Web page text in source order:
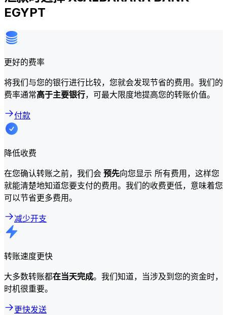
EGYPT
更好的费率
将我们与您的银行进行比较，您就会发现节省的费用。我们的
费率通常高于主要银行，可最大限度地提高您的转账价值。
付款
降低收费
在您确认转账之前，我们会 预先向您显示 所有费用，这样您
就能清楚地知道您要支付的费用。我们的收费更低，意味着您
可以节省更多费用。
减少开支
转账速度更快
大多数转账都在当天完成。我们知道，当涉及到您的资金时，
时机很重要。
更快发送